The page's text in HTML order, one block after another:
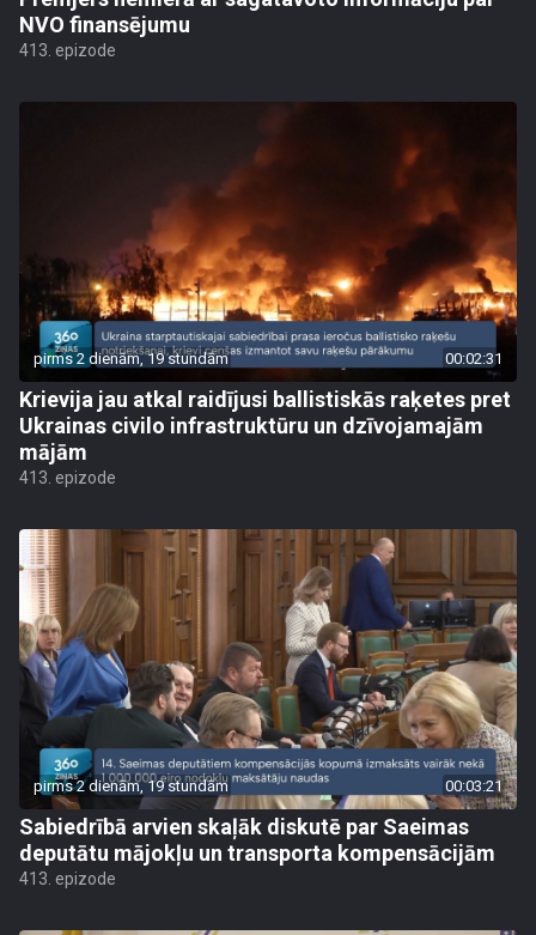
NVO finansējumu
413. epizode
pirms 2 dienām, 19 stundām 00:02:31
Krievija jau atkal raidījusi ballistiskās raķetes pret
Ukrainas civilo infrastruktūru un dzīvojamajām
mājām
413. epizode
pirms 2 dienām, 19 stundām 00:03:21
Sabiedrībā arvien skaļāk diskutē par Saeimas
deputātu mājokļu un transporta kompensācijām
413. epizode